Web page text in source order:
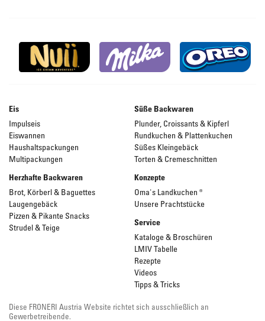
Eis
Impulseis
Eiswannen
Haushaltspackungen
Multipackungen
Süße Backwaren
Plunder, Croissants & Kipferl
Rundkuchen & Plattenkuchen
Süßes Kleingebäck
Torten & Cremeschnitten
Herzhafte Backwaren
Brot, Körberl & Baguettes
Laugengebäck
Pizzen & Pikante Snacks
Strudel & Teige
Konzepte
Oma's Landkuchen ®
Unsere Prachtstücke
Service
Kataloge & Broschüren
LMIV Tabelle
Rezepte
Videos
Tipps & Tricks
Diese FRONERI Austria Website richtet sich ausschließlich an
Gewerbetreibende.